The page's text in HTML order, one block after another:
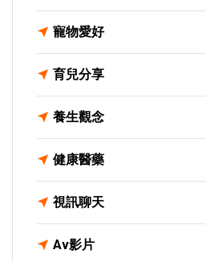
寵物愛好
育兒分享
養生觀念
健康醫藥
視訊聊天
Av影片